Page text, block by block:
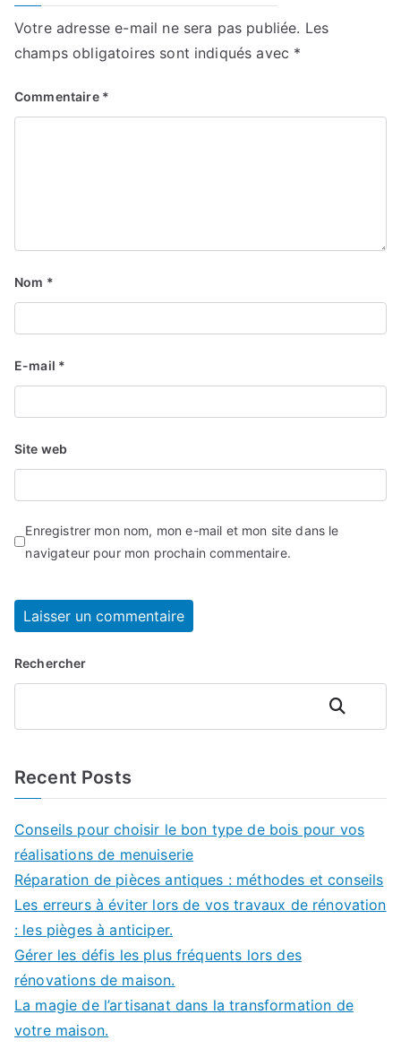
Votre adresse e-mail ne sera pas publiée. Les
champs obligatoires sont indiqués avec *
Commentaire *
Nom *
E-mail *
Site web
Enregistrer mon nom, mon e-mail et mon site dans le
navigateur pour mon prochain commentaire.
Rechercher
Rechercher
Recent Posts
Conseils pour choisir le bon type de bois pour vos
réalisations de menuiserie
Réparation de pièces antiques : méthodes et conseils
Les erreurs à éviter lors de vos travaux de rénovation
: les pièges à anticiper.
Gérer les défis les plus fréquents lors des
rénovations de maison.
La magie de l’artisanat dans la transformation de
votre maison.